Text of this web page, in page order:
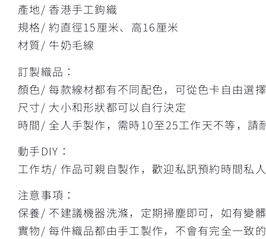
產地/ 香港手工鉤織
規格/ 約直徑15厘米、高16厘米
材質/ 牛奶毛線
訂製織品：
顏色/ 每款線材都有不同配色，可從色卡自由選擇
尺寸/ 大小和形狀都可以自行決定
時間/ 全人手製作，需時10至25工作天不等，請
動手DIY：
工作坊/ 作品可親自製作，歡迎私訊預約時間私
注意事項：
保養/ 不建議機器洗滌，定期掃塵即可，如有變
實物/ 每件織品都由手工製作，不會有完全一致